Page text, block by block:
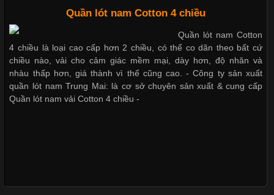
Chất Liệu Bamboo Xu Hướng Mới Trong Ngành Thời Trang
Cập nhật 2026-05-21 14:59:25
Trong những năm gần đây, vải Bamboo đang trở thành một
trong những chất liệu được yêu thích trong ngành thời trang
nhờ đặc tính mềm mại, thoáng khí và thân thiện với môi trường.
Không chỉ được ứng dụng trong quần áo thường ngày, loại vải
Bộ sưu tập quần lót nam Boxer TpHCM
Quần lót nam boxer thun lạnh
Dễ chịu hơn với quần lót nam giá rẻ vải Cotton 4 chiều
Quần lót nam Cotton 4 chiều
Quần lót nam Cotton
4 chiều là loại cao cấp hơn 2 chiều, có thể co dãn theo bất cứ
chiều nào, vải cho cảm giác mềm mại, dày hơn, độ nhăn và
nhàu thấp hơn, giá thành vì thế cũng cao. - Công ty sản xuất
quần lót nam Trung Mai: là cơ sở chuyên sản xuất & cung cấp
Quần lót nam vải Cotton 4 chiều -